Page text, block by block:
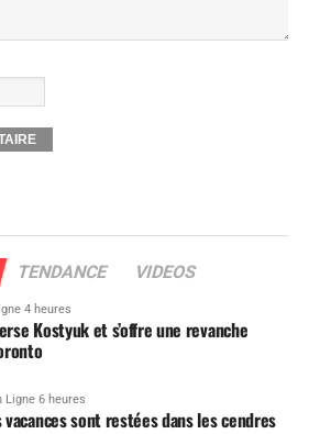
TENDANCE VIDEOS
4 heures
Kostyuk et s’offre une revanche
Ligne 6 heures
sont restées dans les cendres